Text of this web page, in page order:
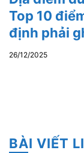
Top 10
định phải
26/12/2025
BÀI VIẾT